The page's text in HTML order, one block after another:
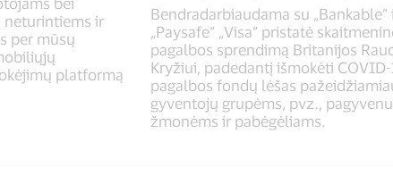
neturintiems ir
per mūsų
platformą
Bendradarbiaudama su „Bankable“
„Paysafe“ „Visa“ pristatė
pagalbos sprendimą Britanijos
Kryžiui, padedantį išmokėti COVID-
pagalbos fondų lėšas
gyventojų grupėms, pvz.,
žmonėms ir pabėgėliams.